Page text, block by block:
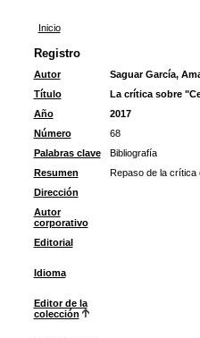
Inicio
Registro
Autor
Saguar García,
Título
La crítica sobre
Año
2017
Número
68
Palabras clave
Bibliografía
Resumen
Repaso de la crítica
Dirección
Autor
corporativo
Editorial
Idioma
Editor de la
colección